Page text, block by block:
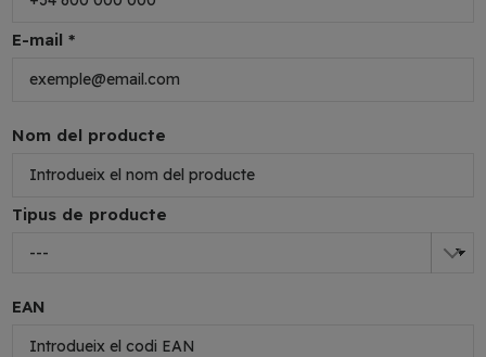
E-mail *
Nom del producte
Tipus de producte
EAN